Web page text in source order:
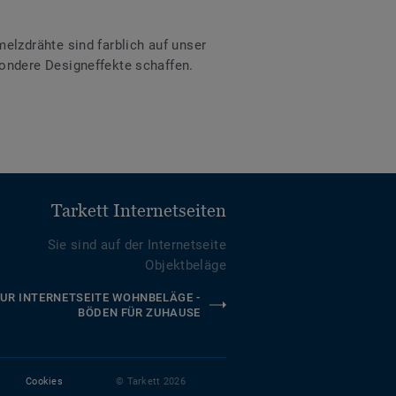
sind farblich auf unser
Designeffekte schaffen.
Tarkett Internetseiten
Sie sind auf der Internetseite
Objektbeläge
INTERNETSEITE WOHNBELÄGE -
BÖDEN FÜR ZUHAUSE
Cookies © Tarkett 2026